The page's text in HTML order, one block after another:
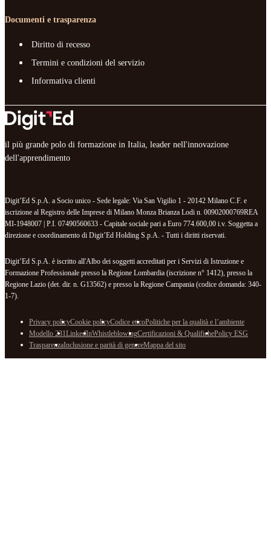
Documenti e trasparenza
Diritto di recesso
Termini e condizioni del servizio
Informativa clienti
il più grande polo di formazione in Italia, leader nell'innovazione
dell'apprendimento
Digit’Ed S.p.A. a Socio unico - Sede legale: Via San Vigilio 1 - 20142 Milano C.F. e
iscrizione al Registro delle Imprese di Milano Monza Brianza Lodi n. 00902000769REA
MI-1948007 | P.I. 07490560633 - Capitale sociale pari a Euro 774.600,00 i.v. Soggetta a
direzione e coordinamento di Digit’Ed Holding S.p.A. - Tutti i diritti riservati.
Digit’Ed S.p.A. è iscritto all'Albo dei soggetti accreditati per i Servizi di Istruzione e
Formazione Professionale presso la Regione Lombardia (iscrizione n° 1412), presso la
Regione Lazio (det. dir. n. G13562) e presso la Regione Campania (codice domanda: 340-
1-7).
Privacy policyCookie policyCodice eticoPolitiche per la qualità e l’ambiente
Modello 231LinkedInWhistleblowingCertificazioni & QualifichePolicy ESG
TrasparenzaInclusione e parità di genereMappa del sito